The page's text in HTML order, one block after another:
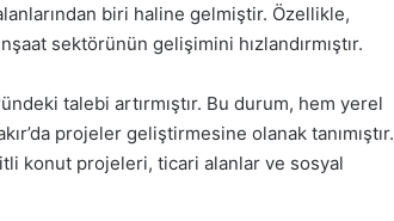
biri haline gelmiştir. Özellikle,
sektörünün gelişimini hızlandırmıştır.
talebi artırmıştır. Bu durum, hem yerel
projeler geliştirmesine olanak tanımıştır.
konut projeleri, ticari alanlar ve sosyal